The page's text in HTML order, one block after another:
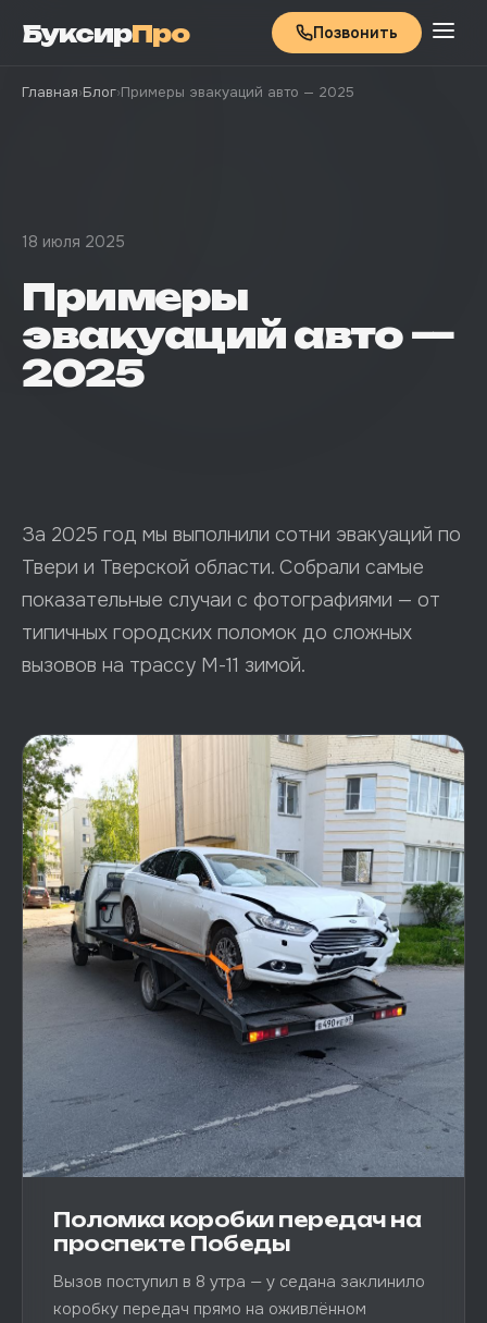
БуксирПро Позвонить
Главная›Блог›Примеры эвакуаций авто — 2025
18 июля 2025
Примеры
эвакуаций авто —
2025
За 2025 год мы выполнили сотни эвакуаций по
Твери и Тверской области. Собрали самые
показательные случаи с фотографиями — от
типичных городских поломок до сложных
вызовов на трассу М-11 зимой.
Поломка коробки передач на
проспекте Победы
Вызов поступил в 8 утра — у седана заклинило
коробку передач прямо на оживлённом